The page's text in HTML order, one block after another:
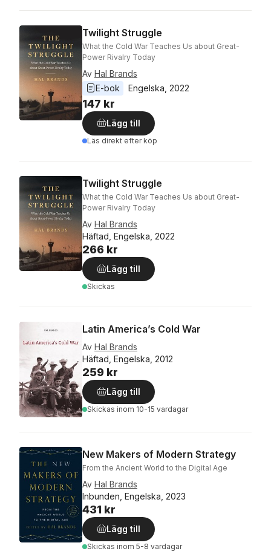
Twilight Struggle
What the Cold War Teaches Us about Great-
Power Rivalry Today
Av Hal Brands
E-bok
Engelska 2022
147 kr
Lägg till
Läs direkt efter köp
Twilight Struggle
What the Cold War Teaches Us about Great-
Power Rivalry Today
Av Hal Brands
Häftad, Engelska, 2022
266 kr
Lägg till
Skickas
Latin America’s Cold War
Av Hal Brands
Häftad, Engelska, 2012
259 kr
Lägg till
Skickas inom 10-15 vardagar
New Makers of Modern Strategy
From the Ancient World to the Digital Age
Av Hal Brands
Inbunden, Engelska, 2023
431 kr
Lägg till
Skickas inom 5-8 vardagar